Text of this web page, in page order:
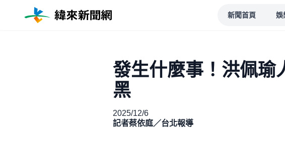
新聞首頁 娛
發生什麼事！洪佩
黑
2025/12/6
記者蔡依庭／台北報導